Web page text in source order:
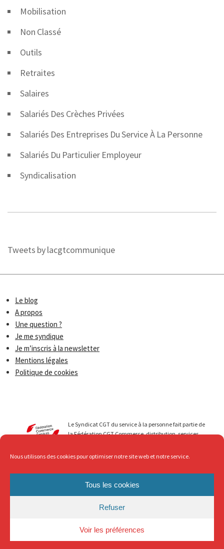
Nous utilisons des cookies pour optimiser notre site web et notre service.
Tous les cookies
Refuser
Voir les préférences
Mobilisation
Non Classé
Outils
Retraites
Salaires
Salariés Des Crèches Privées
Salariés Des Entreprises Du Service À La Personne
Salariés Du Particulier Employeur
Syndicalisation
Tweets by lacgtcommunique
Le blog
A propos
Une question ?
Je me syndique
Je m’inscris à la newsletter
Mentions légales
Politique de cookies
Le Syndicat CGT du service à la personne fait partie de
la Fédération CGT Commerce, distribution, services.
faire progresser les droits de tous les travailleurs du
avec Respect, c’est ce que nous revendiquons !
Contact -Mentions légales
© Syndicat CGT du Service à la Personne - 2018